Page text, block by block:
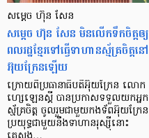
សម្ដេច ហ៊ុន សែន
សម្ដេច ហ៊ុន សែន មិនលើកទឹកចិត្តឲ្យ
ពលរដ្ឋខ្មែរទៅធ្វើទាហានស្ម័គ្រចិត្តនៅ
អ៊ុយក្រែនឡើយ
ក្រោយពីប្រធានាធិបតីអ៊ុយក្រែន លោក
ហ្សេឡេនស្គី បានប្រកាសទទួលយកអ្នក
ស្ម័គ្រចិត្ត ចូលរួមជាមួយកងទ័ពអ៊ុយក្រែន
ប្រយុទ្ធជាមួយនឹងទាហានរុស្ស៊ីនោះ